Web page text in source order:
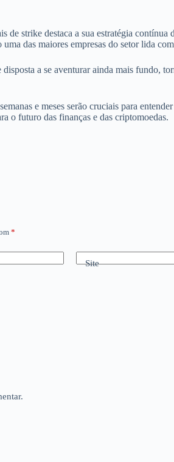
strike destaca a sua estratégia
das maiores empresas do setor lida
a se aventurar ainda mais fundo,
e meses serão cruciais para
o futuro das finanças e das criptomoedas.
*
Site